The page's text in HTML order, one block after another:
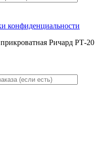
конфиденциальности
Ричард РТ-20